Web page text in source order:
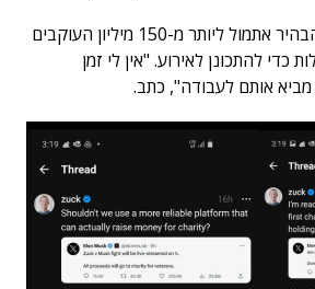
מאסק מצידו המשיך והבהיר אתמול ליותר מ-150 מיליון העוקבים
כדי להתכונן לאירוע. "אין לי זמן
אותם לעבודה", כתב.